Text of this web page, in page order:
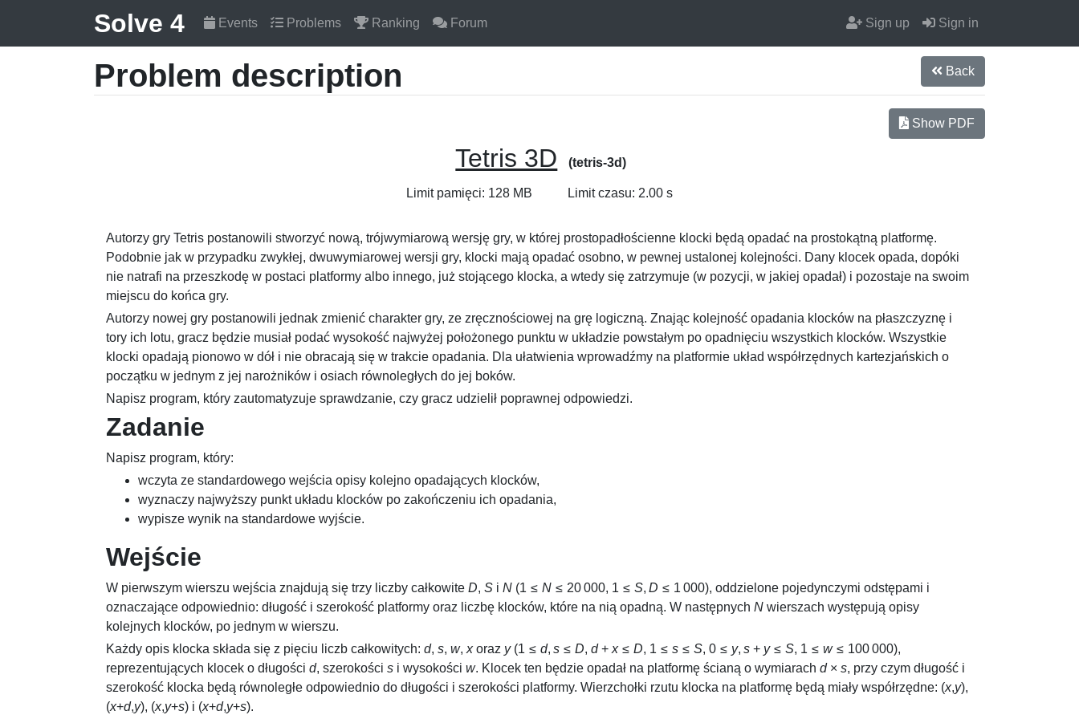
Solve 4 Events Problems Ranking Forum Sign up Sign in
Problem description Back
Show PDF
Tetris 3D (tetris-3d)
Limit pamięci: 128 MB Limit czasu: 2.00 s
Autorzy gry Tetris postanowili stworzyć nową, trójwymiarową wersję gry, w której prostopadłościenne klocki będą opadać na prostokątną platformę.
Podobnie jak w przypadku zwykłej, dwuwymiarowej wersji gry, klocki mają opadać osobno, w pewnej ustalonej kolejności. Dany klocek opada, dopóki
nie natrafi na przeszkodę w postaci platformy albo innego, już stojącego klocka, a wtedy się zatrzymuje (w pozycji, w jakiej opadał) i pozostaje na swoim
miejscu do końca gry.
Autorzy nowej gry postanowili jednak zmienić charakter gry, ze zręcznościowej na grę logiczną. Znając kolejność opadania klocków na płaszczyznę i
tory ich lotu, gracz będzie musiał podać wysokość najwyżej położonego punktu w układzie powstałym po opadnięciu wszystkich klocków. Wszystkie
klocki opadają pionowo w dół i nie obracają się w trakcie opadania. Dla ułatwienia wprowadźmy na platformie układ współrzędnych kartezjańskich o
początku w jednym z jej narożników i osiach równoległych do jej boków.
Napisz program, który zautomatyzuje sprawdzanie, czy gracz udzielił poprawnej odpowiedzi.
Zadanie
Napisz program, który:
wczyta ze standardowego wejścia opisy kolejno opadających klocków,
wyznaczy najwyższy punkt układu klocków po zakończeniu ich opadania,
wypisze wynik na standardowe wyjście.
Wejście
W pierwszym wierszu wejścia znajdują się trzy liczby całkowite D, S i N (1 ≤ N ≤ 20 000, 1 ≤ S, D ≤ 1 000), oddzielone pojedynczymi odstępami i
oznaczające odpowiednio: długość i szerokość platformy oraz liczbę klocków, które na nią opadną. W następnych N wierszach występują opisy
kolejnych klocków, po jednym w wierszu.
Każdy opis klocka składa się z pięciu liczb całkowitych: d, s, w, xoraz y(1 ≤ d, s ≤ D, d+ x≤ D, 1 ≤ s ≤ S, 0 ≤ y, s + y≤ S, 1 ≤ w≤ 100 000),
reprezentujących klocek o długości d, szerokości s i wysokości w. Klocek ten będzie opadał na platformę ścianą o wymiarach d× s, przy czym długość i
szerokość klocka będą równoległe odpowiednio do długości i szerokości platformy. Wierzchołki rzutu klocka na platformę będą miały współrzędne: (x,y),
(x+d,y), (x,y+s) i (x+d,y+s).